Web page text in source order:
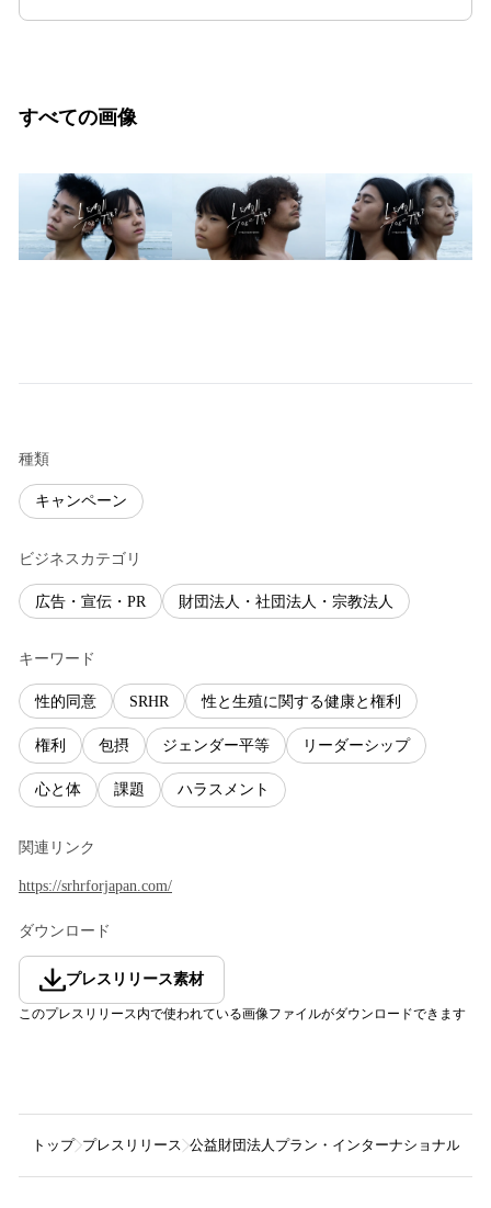
すべての画像
種類
キャンペーン
ビジネスカテゴリ
広告・宣伝・PR 財団法人・社団法人・宗教法人
キーワード
性的同意 SRHR 性と生殖に関する健康と権利
権利 包摂 ジェンダー平等 リーダーシップ
心と体 課題 ハラスメント
関連リンク
https://srhrforjapan.com/
ダウンロード
プレスリリース素材
このプレスリリース内で使われている画像ファイルがダウンロードできます
トップ プレスリリース 公益財団法人プラン・インターナショナル・